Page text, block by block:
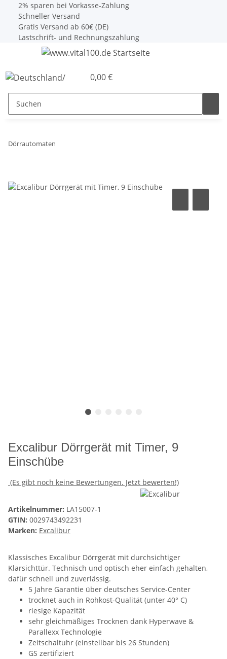
2% sparen bei Vorkasse-Zahlung
Schneller Versand
Gratis Versand ab 60€ (DE)
Lastschrift- und Rechnungszahlung
0,00 €
Dörrautomaten
Excalibur Dörrgerät mit Timer, 9
Einschübe
(Es gibt noch keine Bewertungen. Jetzt bewerten!)
Artikelnummer: LA15007-1
GTIN: 0029743492231
Marken: Excalibur
Klassisches Excalibur Dörrgerät mit durchsichtiger
Klarsichttür. Technisch und optisch eher einfach gehalten,
dafür schnell und zuverlässig.
5 Jahre Garantie über deutsches Service-Center
trocknet auch in Rohkost-Qualität (unter 40° C)
riesige Kapazität
sehr gleichmäßiges Trocknen dank Hyperwave &
Parallexx Technologie
Zeitschaltuhr (einstellbar bis 26 Stunden)
GS zertifiziert